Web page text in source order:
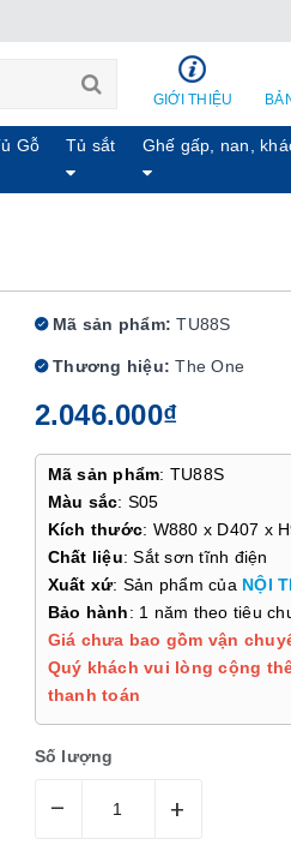
GIỚI THIỆU
Gỗ Tủ sắt Ghế gấp, nan,
Mã sản phẩm: TU88S
Thương hiệu: The One
2.046.000₫
Mã sản phẩm: TU88S
Màu sắc: S05
Kích thước: W880 x D407 x
Chất liệu: Sắt sơn tĩnh điện
Xuất xứ: Sản phẩm của NỘI
Bảo hành: 1 năm theo tiêu
Giá chưa bao gồm vận
Quý khách vui lòng cộng
thanh toán
Số lượng
– +